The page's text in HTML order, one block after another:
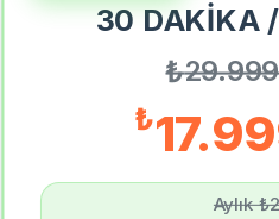
30 DAKİKA
₺
₺
Aylık